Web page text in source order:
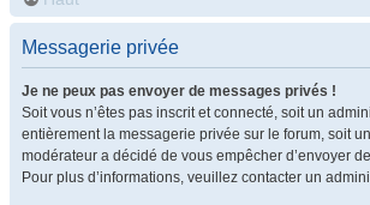
Messagerie privée
Je ne peux pas envoyer de messages privés !
Soit vous n’êtes pas inscrit et connecté, soit un
entièrement la messagerie privée sur le forum, soit
modérateur a décidé de vous empêcher d’envoyer
Pour plus d’informations, veuillez contacter un